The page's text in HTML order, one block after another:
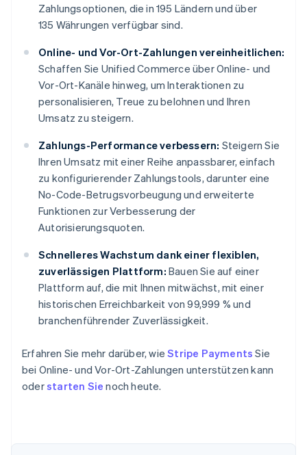
Zahlungsoptionen, die in 195 Ländern und über
135 Währungen verfügbar sind.
Online- und Vor-Ort-Zahlungen vereinheitlichen:
Schaffen Sie Unified Commerce über Online- und
Vor-Ort-Kanäle hinweg, um Interaktionen zu
personalisieren, Treue zu belohnen und Ihren
Umsatz zu steigern.
Zahlungs-Performance verbessern: Steigern Sie
Ihren Umsatz mit einer Reihe anpassbarer, einfach
zu konfigurierender Zahlungstools, darunter eine
No-Code-Betrugsvorbeugung und erweiterte
Funktionen zur Verbesserung der
Autorisierungsquoten.
Schnelleres Wachstum dank einer flexiblen,
zuverlässigen Plattform: Bauen Sie auf einer
Plattform auf, die mit Ihnen mitwächst, mit einer
historischen Erreichbarkeit von 99,999 % und
branchenführender Zuverlässigkeit.
Erfahren Sie mehr darüber, wieStripe Payments Sie
bei Online- und Vor-Ort-Zahlungen unterstützen kann
oderstarten Sie noch heute.